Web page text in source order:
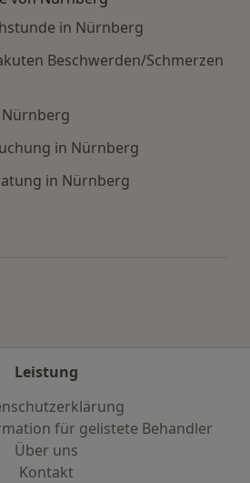
in Nürnberg
Beschwerden/Schmerzen
in Nürnberg
in Nürnberg
Leistung
für gelistete Behandler
Über uns
Kontakt